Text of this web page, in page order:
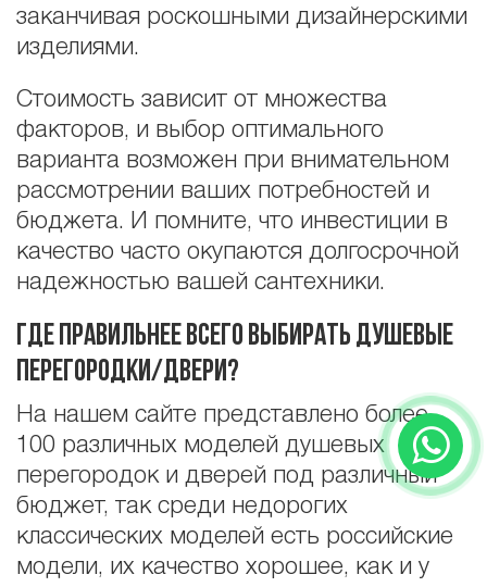
заканчивая роскошными дизайнерскими
изделиями.
Стоимость зависит от множества
факторов, и выбор оптимального
варианта возможен при внимательном
рассмотрении ваших потребностей и
бюджета. И помните, что инвестиции в
качество часто окупаются долгосрочной
надежностью вашей сантехники.
Где правильнее всего выбирать душевые
перегородки/двери?
На нашем сайте представлено более
100 различных моделей душевых
перегородок и дверей под различный
бюджет, так среди недорогих
классических моделей есть российские
модели, их качество хорошее, как и у